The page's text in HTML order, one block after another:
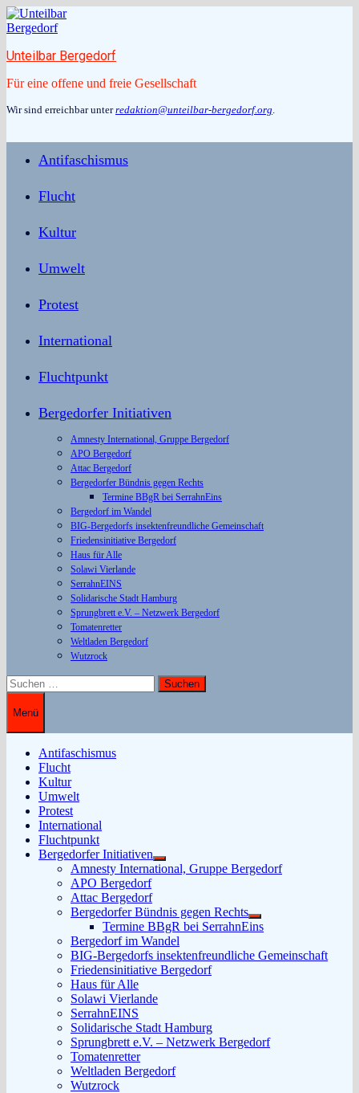
Zum
Inhalt
Unteilbar Bergedorf
Für eine offene und freie Gesellschaft
Wir sind erreichbar unterredaktion@unteilbar-bergedorf.org.
Antifaschismus
Flucht
Kultur
Umwelt
Protest
International
Fluchtpunkt
Bergedorfer Initiativen
Amnesty International, Gruppe Bergedorf
APO Bergedorf
Attac Bergedorf
Bergedorfer Bündnis gegen Rechts
Termine BBgR bei SerrahnEins
Bergedorf im Wandel
BIG-Bergedorfs insektenfreundliche Gemeinschaft
Friedensinitiative Bergedorf
Haus für Alle
Solawi Vierlande
SerrahnEINS
Solidarische Stadt Hamburg
Sprungbrett e.V. – Netzwerk Bergedorf
Tomatenretter
Weltladen Bergedorf
Wutzrock
Suchen
nach:
Menü
Antifaschismus
Flucht
Kultur
Umwelt
Protest
International
Fluchtpunkt
Bergedorfer Initiativen
Untermenü
anzeigen
Amnesty International, Gruppe Bergedorf
APO Bergedorf
Attac Bergedorf
Bergedorfer Bündnis gegen Rechts
Untermenü
anzeigen
Termine BBgR bei SerrahnEins
Bergedorf im Wandel
BIG-Bergedorfs insektenfreundliche Gemeinschaft
Friedensinitiative Bergedorf
Haus für Alle
Solawi Vierlande
SerrahnEINS
Solidarische Stadt Hamburg
Sprungbrett e.V. – Netzwerk Bergedorf
Tomatenretter
Weltladen Bergedorf
Wutzrock